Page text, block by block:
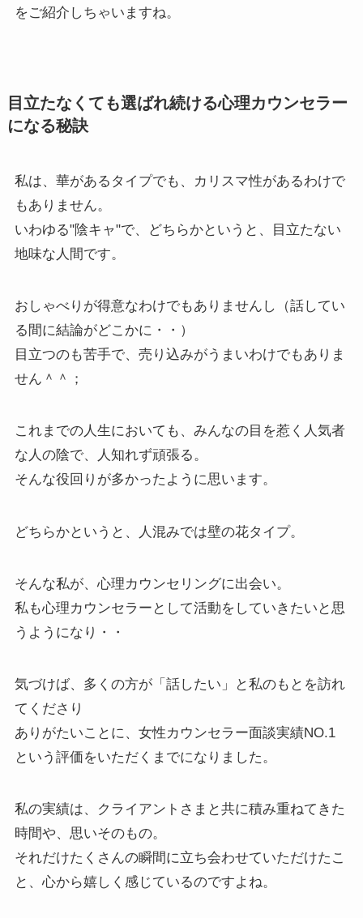
をご紹介しちゃいますね。
目立たなくても選ばれ続ける心理カウンセラー
になる秘訣
私は、華があるタイプでも、カリスマ性があるわけで
もありません。
いわゆる"陰キャ"で、どちらかというと、目立たない
地味な人間です。
おしゃべりが得意なわけでもありませんし（話してい
る間に結論がどこかに・・）
目立つのも苦手で、売り込みがうまいわけでもありま
せん＾＾；
これまでの人生においても、みんなの目を惹く人気者
な人の陰で、人知れず頑張る。
そんな役回りが多かったように思います。
どちらかというと、人混みでは壁の花タイプ。
そんな私が、心理カウンセリングに出会い。
私も心理カウンセラーとして活動をしていきたいと思
うようになり・・
気づけば、多くの方が「話したい」と私のもとを訪れ
てくださり
ありがたいことに、女性カウンセラー面談実績NO.1
という評価をいただくまでになりました。
私の実績は、クライアントさまと共に積み重ねてきた
時間や、思いそのもの。
それだけたくさんの瞬間に立ち会わせていただけたこ
と、心から嬉しく感じているのですよね。